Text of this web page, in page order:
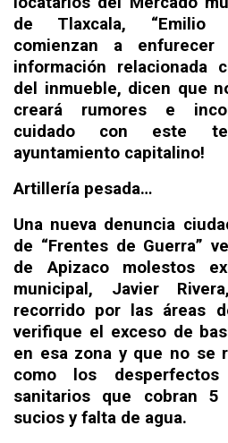
de Tlaxcala, “Emilio
comienzan a
información relacionada
del inmueble, dicen que
creará rumores e
cuidado con este
ayuntamiento capitalino!
Artillería pesada…
Una nueva denuncia
de “Frentes de Guerra”
de Apizaco molestos
municipal, Javier
recorrido por las áreas
verifique el exceso de
en esa zona y que no se
como los
sanitarios que cobran 5
sucios y falta de agua.